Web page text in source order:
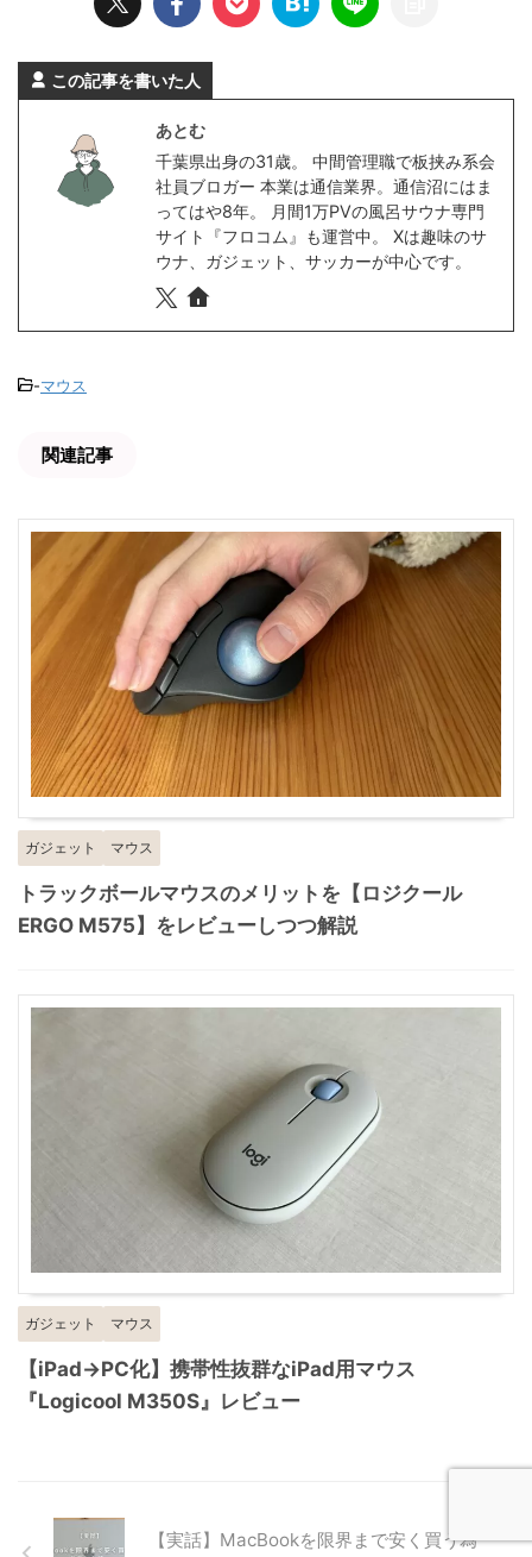
この記事を書いた人
あとむ
千葉県出身の31歳。 中間管理職で板挟み系会
社員ブロガー 本業は通信業界。通信沼にはま
ってはや8年。 月間1万PVの風呂サウナ専門
サイト『フロコム』も運営中。 Xは趣味のサ
ウナ、ガジェット、サッカーが中心です。
-マウス
関連記事
ガジェット マウス
トラックボールマウスのメリットを【ロジクール
ERGO M575】をレビューしつつ解説
ガジェット マウス
【iPad→PC化】携帯性抜群なiPad用マウス
『Logicool M350S』レビュー
【実話】MacBookを限界まで安く買う為